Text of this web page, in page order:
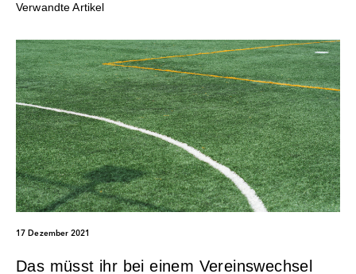
Verwandte Artikel
17 Dezember 2021
Das müsst ihr bei einem Vereinswechsel